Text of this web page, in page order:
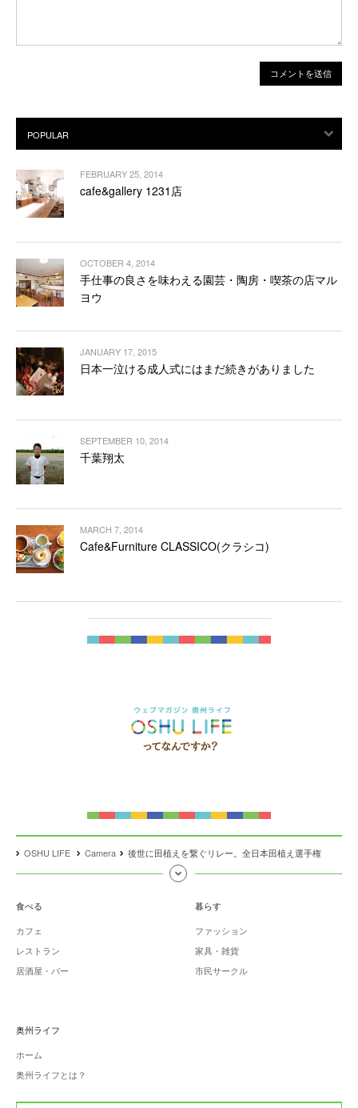
FEBRUARY 25, 2014
cafe&gallery 1231店
OCTOBER 4, 2014
手仕事の良さを味わえる園芸・陶房・喫茶の店マル
ヨウ
JANUARY 17, 2015
日本一泣ける成人式にはまだ続きがありました
SEPTEMBER 10, 2014
千葉翔太
MARCH 7, 2014
Cafe&Furniture CLASSICO(クラシコ)
OSHU LIFE Camera 後世に田植えを繋ぐリレー。全日本田植え選手権
食べる
カフェ
レストラン
居酒屋・バー
暮らす
ファッション
家具・雑貨
市民サークル
奥州ライフ
ホーム
奥州ライフとは？